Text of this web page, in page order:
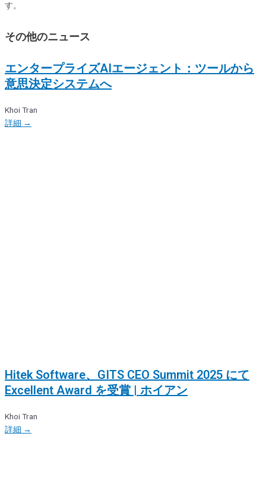
す。
その他のニュース
エンタープライズAIエージェント：ツールから
意思決定システムへ
Khoi Tran
詳細 →
Hitek Software、GITS CEO Summit 2025 にて
Excellent Award を受賞 | ホイアン
Khoi Tran
詳細 →